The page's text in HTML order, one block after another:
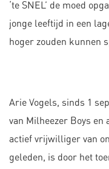
‘te SNEL’ de moed
jonge leeftijd in een
hoger zouden kunnen
Arie Vogels, sinds 1
van Milheezer Boys en
actief vrijwilliger van
geleden, is door het